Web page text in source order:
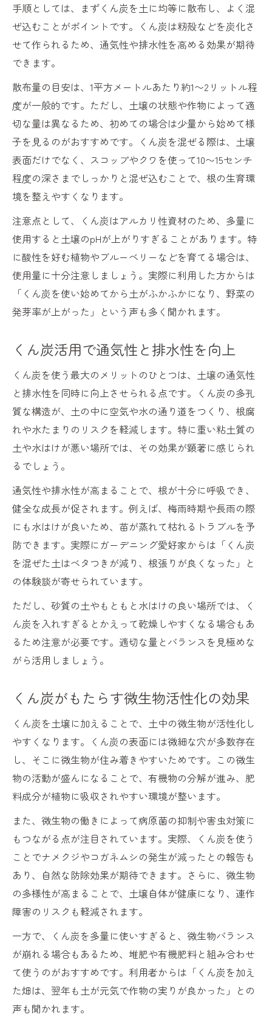
くん炭の使い方をやさしく解説します
初心者が知りたいくん炭の基本効果
くん炭を使った簡単な家庭菜園の始め方
くん炭を安全に扱うための注意点
柔らかな土づくりならくん炭を取り入れて
くん炭で土を柔らかく保つ具体的手法
くん炭が根の張りを強くする理由とは
くん炭で連作障害を予防するメリット
くん炭と堆肥を組み合わせた改良法
くん炭使用による発芽率向上の仕組み
くん炭の効果とデメリットを徹底解説
くん炭の主な効果と家庭菜園での役割
くん炭のデメリットと注意点を解説
籾殻くん炭・竹炭の違いと選び方
くん炭の使いすぎによるリスクとは
籾殻くん炭でナメクジ被害を減らす方法
くん炭でナメクジ侵入経路を断つ工夫
籾殻くん炭の効果的な敷き方を紹介
くん炭を使った安全な害虫防除テクニック
梅雨時にも強いくん炭の使い方とは
手順としては、まずくん炭を土に均等に散布し、よく混
ぜ込むことがポイントです。くん炭は籾殻などを炭化さ
せて作られるため、通気性や排水性を高める効果が期待
できます。
散布量の目安は、1平方メートルあたり約1〜2リットル程
度が一般的です。ただし、土壌の状態や作物によって適
切な量は異なるため、初めての場合は少量から始めて様
子を見るのがおすすめです。くん炭を混ぜる際は、土壌
表面だけでなく、スコップやクワを使って10〜15センチ
程度の深さまでしっかりと混ぜ込むことで、根の生育環
境を整えやすくなります。
注意点として、くん炭はアルカリ性資材のため、多量に
使用すると土壌のpHが上がりすぎることがあります。特
に酸性を好む植物やブルーベリーなどを育てる場合は、
使用量に十分注意しましょう。実際に利用した方からは
「くん炭を使い始めてから土がふかふかになり、野菜の
発芽率が上がった」という声も多く聞かれます。
くん炭活用で通気性と排水性を向上
くん炭を使う最大のメリットのひとつは、土壌の通気性
と排水性を同時に向上させられる点です。くん炭の多孔
質な構造が、土の中に空気や水の通り道をつくり、根腐
れや水たまりのリスクを軽減します。特に重い粘土質の
土や水はけが悪い場所では、その効果が顕著に感じられ
るでしょう。
通気性や排水性が高まることで、根が十分に呼吸でき、
健全な成長が促されます。例えば、梅雨時期や長雨の際
にも水はけが良いため、苗が蒸れて枯れるトラブルを予
防できます。実際にガーデニング愛好家からは「くん炭
を混ぜた土はベタつきが減り、根張りが良くなった」と
の体験談が寄せられています。
ただし、砂質の土やもともと水はけの良い場所では、く
ん炭を入れすぎるとかえって乾燥しやすくなる場合もあ
るため注意が必要です。適切な量とバランスを見極めな
がら活用しましょう。
くん炭がもたらす微生物活性化の効果
くん炭を土壌に加えることで、土中の微生物が活性化し
やすくなります。くん炭の表面には微細な穴が多数存在
し、そこに微生物が住み着きやすいためです。この微生
物の活動が盛んになることで、有機物の分解が進み、肥
料成分が植物に吸収されやすい環境が整います。
また、微生物の働きによって病原菌の抑制や害虫対策に
もつながる点が注目されています。実際、くん炭を使う
ことでナメクジやコガネムシの発生が減ったとの報告も
あり、自然な防除効果が期待できます。さらに、微生物
の多様性が高まることで、土壌自体が健康になり、連作
障害のリスクも軽減されます。
一方で、くん炭を多量に使いすぎると、微生物バランス
が崩れる場合もあるため、堆肥や有機肥料と組み合わせ
て使うのがおすすめです。利用者からは「くん炭を加え
た畑は、翌年も土が元気で作物の実りが良かった」との
声も聞かれます。